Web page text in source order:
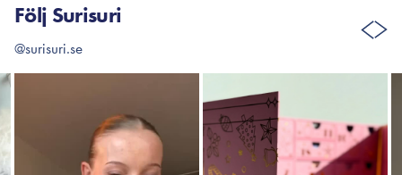
Följ Surisuri
@surisuri.se